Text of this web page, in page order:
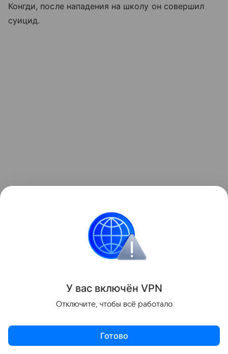
Конгди, после нападения на школу он совершил
суицид.
Агентство Associated Press пишет, что
официальный представитель полиции Таиланда
кого-то из членов своей семьи.
Поделиться
У вас включён VPN
Отключите, чтобы всё работало
Готово